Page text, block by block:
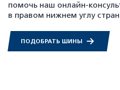
помочь наш онлайн-
в правом нижнем углу
ПОДОБРАТЬ ШИНЫ